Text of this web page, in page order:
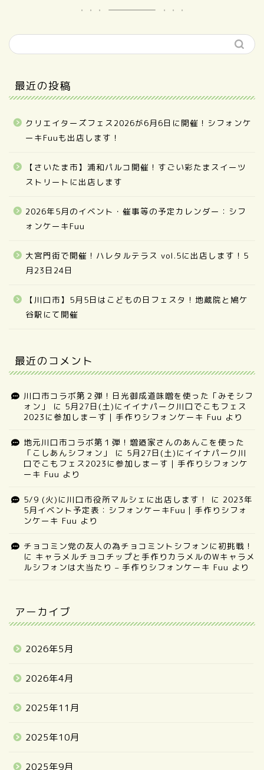
最近の投稿
クリエイターズフェス2026が6月6日に開催！シフォンケ
ーキFuuも出店します！
【さいたま市】浦和パルコ開催！すごい彩たまスイーツ
ストリートに出店します
2026年5月のイベント・催事等の予定カレンダー：シフ
ォンケーキFuu
大宮門街で開催！ハレタルテラス vol.5に出店します！5
月23日24日
【川口市】5月5日はこどもの日フェスタ！地蔵院と鳩ケ
谷駅にて開催
最近のコメント
川口市コラボ第２弾！日光御成道味噌を使った「みそシフ
ォン」
に 5月27日(土)にイイナパーク川口でこもフェス
2023に参加しまーす｜手作りシフォンケーキ Fuu より
地元川口市コラボ第１弾！増廼家さんのあんこを使った
「こしあんシフォン」
に 5月27日(土)にイイナパーク川
口でこもフェス2023に参加しまーす｜手作りシフォンケ
ーキ Fuu より
5/9 (火)に川口市役所マルシェに出店します！ に 2023年
5月イベント予定表：シフォンケーキFuu｜手作りシフォ
ンケーキ Fuu より
チョコミン党の友人の為チョコミントシフォンに初挑戦！
に キャラメルチョコチップと手作りカラメルのWキャラメ
ルシフォンは大当たり – 手作りシフォンケーキ Fuu より
アーカイブ
2026年5月
2026年4月
2025年11月
2025年10月
2025年9月